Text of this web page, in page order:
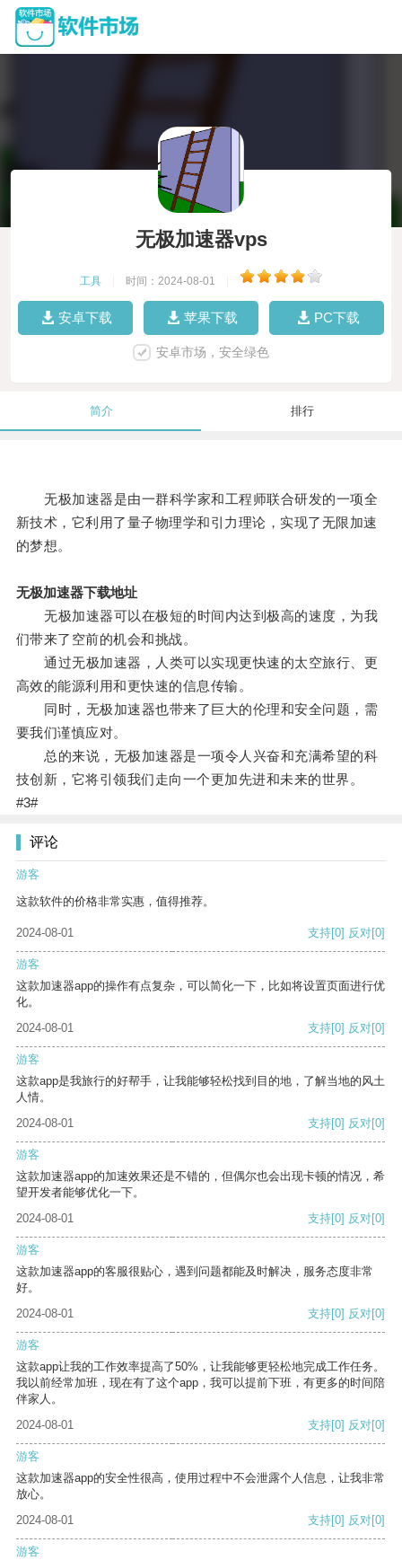
无极加速器vps
工具 时间：2024-08-01
安卓下载 苹果下载 PC下载
安卓市场，安全绿色
简介 排行
无极加速器是由一群科学家和工程师联合研发的一项全
新技术，它利用了量子物理学和引力理论，实现了无限加速
的梦想。
无极加速器下载地址
无极加速器可以在极短的时间内达到极高的速度，为我
们带来了空前的机会和挑战。
通过无极加速器，人类可以实现更快速的太空旅行、更
高效的能源利用和更快速的信息传输。
同时，无极加速器也带来了巨大的伦理和安全问题，需
要我们谨慎应对。
总的来说，无极加速器是一项令人兴奋和充满希望的科
技创新，它将引领我们走向一个更加先进和未来的世界。
#3#
评论
游客
这款软件的价格非常实惠，值得推荐。
2024-08-01 支持[0] 反对[0]
游客
这款加速器app的操作有点复杂，可以简化一下，比如将设置页面进行优
化。
2024-08-01
支持[0] 反对[0]
游客
这款app是我旅行的好帮手，让我能够轻松找到目的地，了解当地的风土
人情。
2024-08-01
支持[0] 反对[0]
游客
这款加速器app的加速效果还是不错的，但偶尔也会出现卡顿的情况，希
望开发者能够优化一下。
2024-08-01
支持[0] 反对[0]
游客
这款加速器app的客服很贴心，遇到问题都能及时解决，服务态度非常
好。
2024-08-01
支持[0] 反对[0]
游客
这款app让我的工作效率提高了50%，让我能够更轻松地完成工作任务。
我以前经常加班，现在有了这个app，我可以提前下班，有更多的时间陪
伴家人。
2024-08-01
支持[0] 反对[0]
游客
这款加速器app的安全性很高，使用过程中不会泄露个人信息，让我非常
放心。
2024-08-01
支持[0] 反对[0]
游客